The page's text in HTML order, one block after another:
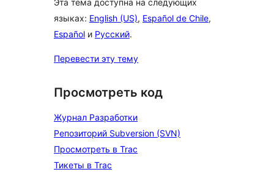
языках: English (US), Español de Chile,
Español и Русский.
Перевести эту тему
Просмотреть код
Журнал Разработки
Репозиторий Subversion (SVN)
Просмотреть в Trac
Тикеты в Trac